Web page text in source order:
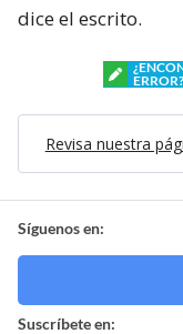
dice el escrito.
ERROR?
Revisa nuestra
Síguenos en:
Suscríbete en: